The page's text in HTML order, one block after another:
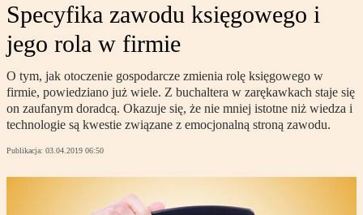
Specyfika zawodu księgowego i
jego rola w firmie
O tym, jak otoczenie gospodarcze zmienia rolę księgowego w
firmie, powiedziano już wiele. Z buchaltera w zarękawkach staje się
on zaufanym doradcą. Okazuje się, że nie mniej istotne niż wiedza i
technologie są kwestie związane z emocjonalną stroną zawodu.
Publikacja: 03.04.2019 06:50